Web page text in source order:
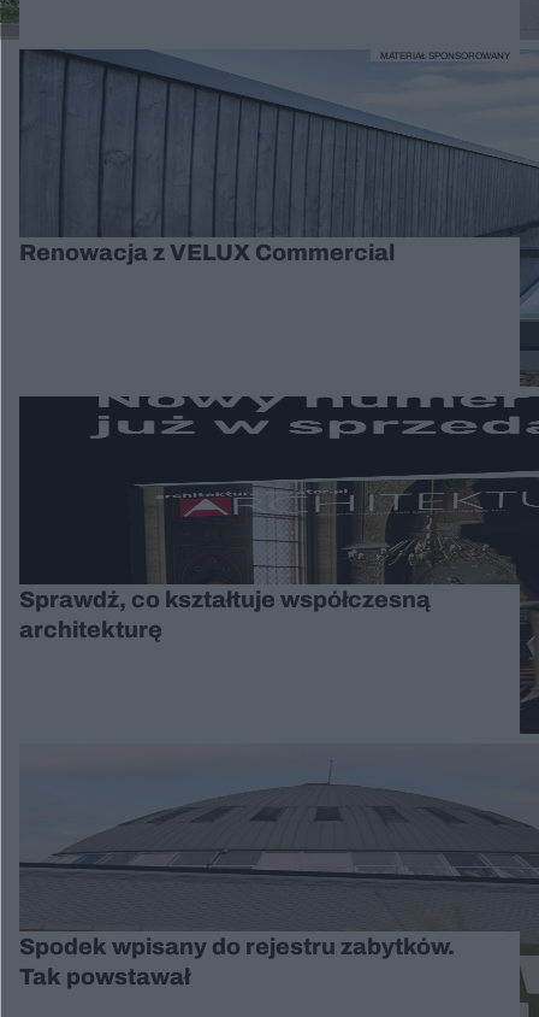
Renowacja z VELUX Commercial
MATERIAŁ SPONSOROWANY
Sprawdź, co kształtuje współczesną
architekturę
Spodek wpisany do rejestru zabytków.
Tak powstawał